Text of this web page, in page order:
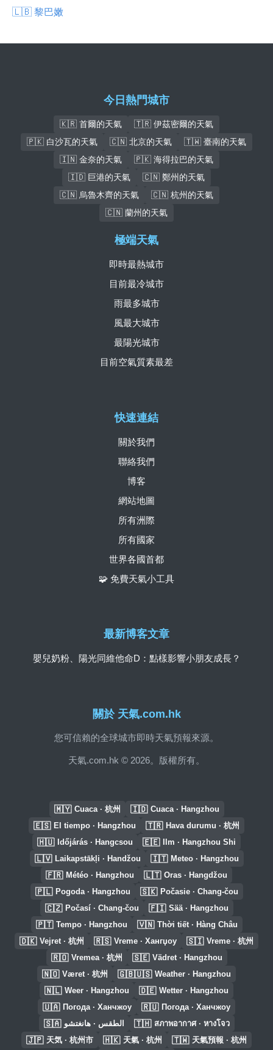
🇱🇧 黎巴嫩
今日熱門城市
🇰🇷 首爾的天氣
🇹🇷 伊茲密爾的天氣
🇵🇰 白沙瓦的天氣
🇨🇳 北京的天氣
🇹🇼 臺南的天氣
🇮🇳 金奈的天氣
🇵🇰 海得拉巴的天氣
🇮🇩 巨港的天氣
🇨🇳 鄭州的天氣
🇨🇳 烏魯木齊的天氣
🇨🇳 杭州的天氣
🇨🇳 蘭州的天氣
關於 天氣.com.hk
您可信賴的全球城市即時天氣預報來源。
天氣.com.hk © 2026。版權所有。
快速連結
關於我們
聯絡我們
博客
網站地圖
所有洲際
所有國家
世界各國首都
🧩 免費天氣小工具
極端天氣
即時最熱城市
目前最冷城市
雨最多城市
風最大城市
最陽光城市
目前空氣質素最差
最新博客文章
嬰兒奶粉、陽光同維他命D：點樣影響小朋友成長？
🇲🇾 Cuaca · 杭州 🇮🇩 Cuaca · Hangzhou
🇪🇸 El tiempo · Hangzhou 🇹🇷 Hava durumu · 杭州
🇭🇺 Időjárás · Hangcsou 🇪🇪 Ilm · Hangzhou Shi
🇱🇻 Laikapstākļi · Handžou 🇮🇹 Meteo · Hangzhou
🇫🇷 Météo · Hangzhou 🇱🇹 Oras · Hangdžou
🇵🇱 Pogoda · Hangzhou 🇸🇰 Počasie · Chang-čou
🇨🇿 Počasí · Chang-čou 🇫🇮 Sää · Hangzhou
🇵🇹 Tempo · Hangzhou 🇻🇳 Thời tiết · Hàng Châu
🇩🇰 Vejret · 杭州 🇷🇸 Vreme · Хангџоу 🇸🇮 Vreme · 杭州
🇷🇴 Vremea · 杭州 🇸🇪 Vädret · Hangzhou
🇳🇴 Været · 杭州 🇬🇧🇺🇸 Weather · Hangzhou
🇳🇱 Weer · Hangzhou 🇩🇪 Wetter · Hangzhou
🇺🇦 Погода · Ханчжоу 🇷🇺 Погода · Ханчжоу
🇸🇦 الطقس · هانغتشو 🇹🇭 สภาพอากาศ · หางโจว
🇯🇵 天気 · 杭州市 🇭🇰 天氣 · 杭州 🇹🇼 天氣預報 · 杭州